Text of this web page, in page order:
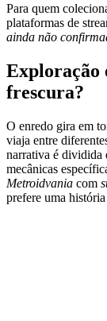
Para quem
plataformas de
ainda não
Exploração
frescura?
O enredo gira em
viaja entre
narrativa é dividida
mecânicas
Metroidvania com
prefere uma